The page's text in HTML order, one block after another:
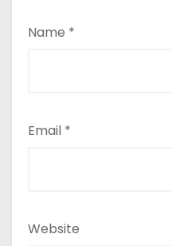
Name *
Email *
Website